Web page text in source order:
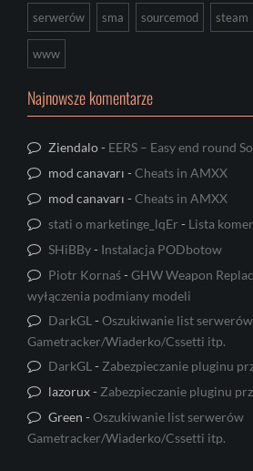
serwerów sma sourcemod steam
www
Najnowsze komentarze
Ziendalo- EERS – Easy end round
mod canavarı -Cheats in AMXX
mod canavarı -Cheats in AMXX
stati o marketinge_lqEr - Lista
SHiBBy- Instalacja PODbotow
Piotr Kornaś-GHW Weapon
wyłączenia podmiany modeli
DarkGL -Oszukiwanie list serwerów
Gametracker/Wiaderko/Cssetti itp.
DarkGL - Zabezpieczanie pluginu
lazorux- Zabezpieczanie pluginu
Green -Oszukiwanie list serwerów
Gametracker/Wiaderko/Cssetti itp.